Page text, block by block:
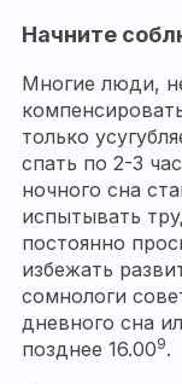
Начните
Многие люди,
только
спать по 2-3
ночного сна
испытывать
постоянно
избежать
сомнологи
дневного сна
позднее 16.009.